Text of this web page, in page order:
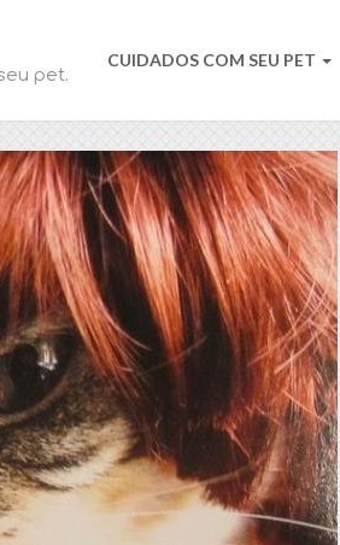
pet.
CUIDADOS COM SEU PET